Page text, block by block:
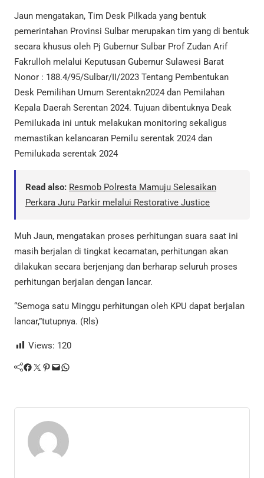
Jaun mengatakan, Tim Desk Pilkada yang bentuk
pemerintahan Provinsi Sulbar merupakan tim yang di bentuk
secara khusus oleh Pj Gubernur Sulbar Prof Zudan Arif
Fakrulloh melalui Keputusan Gubernur Sulawesi Barat
Nonor : 188.4/95/Sulbar/II/2023 Tentang Pembentukan
Desk Pemilihan Umum Serentakn2024 dan Pemilahan
Kepala Daerah Serentan 2024. Tujuan dibentuknya Deak
Pemilukada ini untuk melakukan monitoring sekaligus
memastikan kelancaran Pemilu serentak 2024 dan
Pemilukada serentak 2024
Read also: Resmob Polresta Mamuju Selesaikan
Perkara Juru Parkir melalui Restorative Justice
Muh Jaun, mengatakan proses perhitungan suara saat ini
masih berjalan di tingkat kecamatan, perhitungan akan
dilakukan secara berjenjang dan berharap seluruh proses
perhitungan berjalan dengan lancar.
“Semoga satu Minggu perhitungan oleh KPU dapat berjalan
lancar,”tutupnya. (Rls)
Views: 120
Facebook Twitter Pinterest Mail WhatsApp